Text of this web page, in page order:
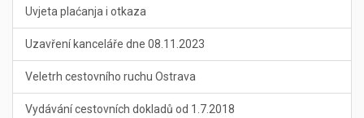
Uvjeta plaćanja i otkaza
Uzavření kanceláře dne 08.11.2023
Veletrh cestovního ruchu Ostrava
Vydávání cestovních dokladů od 1.7.2018